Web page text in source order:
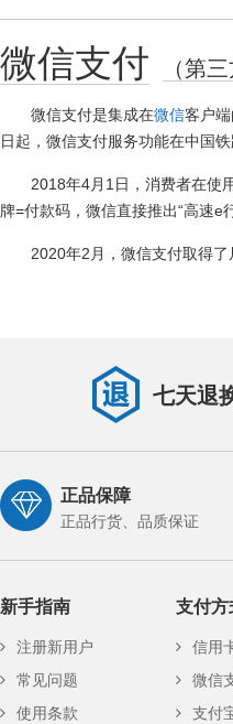
微信支付 （第
微信支付是集成在微信客户
日起，微信支付服务功能在中国
2018年4月1日，消费者在使
牌=付款码，微信直接推出“高速e行
2020年2月，微信支付取得了
七天退
正品保障
正品行货、品质保证
新手指南
注册新用户
常见问题
使用条款
支付方
信用
微信
支付